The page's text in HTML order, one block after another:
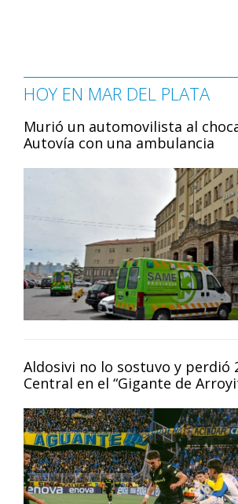
HOY EN MAR DEL PLATA
Murió un automovilista al
Autovía con una ambulancia
Aldosivi no lo sostuvo y perdió
Central en el “Gigante de